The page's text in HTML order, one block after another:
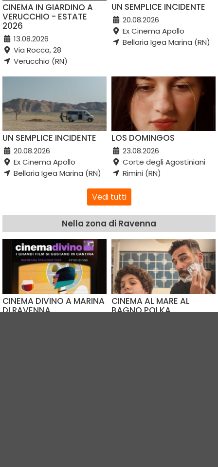
CINEMA IN GIARDINO A
VERUCCHIO - ESTATE
2026
13.08.2026
Via Rocca, 28
Verucchio (RN)
UN SEMPLICE INCIDENTE
20.08.2026
Ex Cinema Apollo
Bellaria Igea Marina (RN)
UN SEMPLICE INCIDENTE
20.08.2026
Ex Cinema Apollo
Bellaria Igea Marina (RN)
LOS DOMINGOS
23.08.2026
Corte degli Agostiniani
Rimini (RN)
Vedi tutti
Nella zona di Ravenna
CINEMA DIVINO A MARINA
DI RAVENNA
CINEMA AL MARE AL
BAGNO POLKA